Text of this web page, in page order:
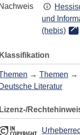
Nachweis
und
(hebis)
Klassifikation
→ Themen →
Deutsche Literatur
Lizenz-/